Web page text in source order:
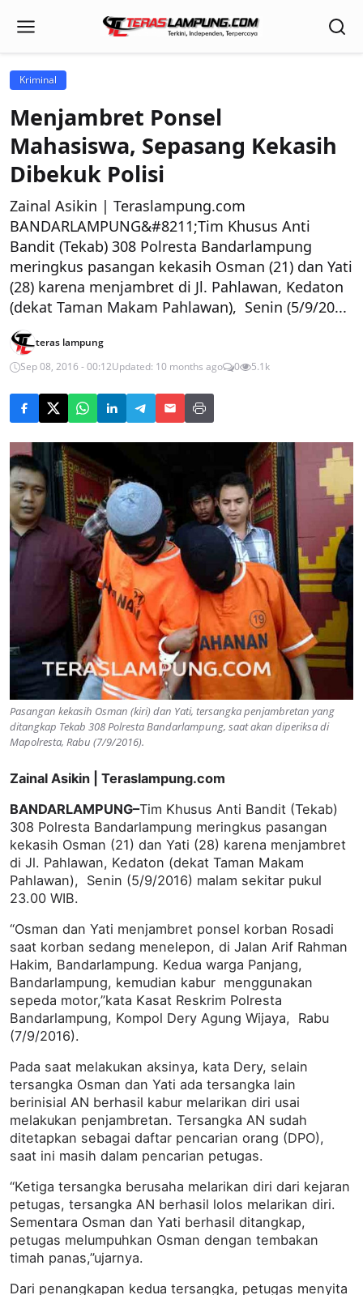
Kriminal
Menjambret Ponsel
Mahasiswa, Sepasang Kekasih
Dibekuk Polisi
Zainal Asikin | Teraslampung.com
BANDARLAMPUNG&#8211;Tim Khusus Anti
Bandit (Tekab) 308 Polresta Bandarlampung
meringkus pasangan kekasih Osman (21) dan Yati
(28) karena menjambret di Jl. Pahlawan, Kedaton
(dekat Taman Makam Pahlawan), Senin (5/9/20...
teras lampung
Sep 08, 2016 - 00:12Updated: 10 months ago 0 5.1k
Pasangan kekasih Osman (kiri) dan Yati, tersangka penjambretan yang
ditangkap Tekab 308 Polresta Bandarlampung, saat akan diperiksa di
Mapolresta, Rabu (7/9/2016).
Zainal Asikin | Teraslampung.com
BANDARLAMPUNG–Tim Khusus Anti Bandit (Tekab)
308 Polresta Bandarlampung meringkus pasangan
kekasih Osman (21) dan Yati (28) karena menjambret
di Jl. Pahlawan, Kedaton (dekat Taman Makam
Pahlawan), Senin (5/9/2016) malam sekitar pukul
23.00 WIB.
“Osman dan Yati menjambret ponsel korban Rosadi
saat korban sedang menelepon, di Jalan Arif Rahman
Hakim, Bandarlampung. Kedua warga Panjang,
Bandarlampung, kemudian kabur menggunakan
sepeda motor,”kata Kasat Reskrim Polresta
Bandarlampung, Kompol Dery Agung Wijaya, Rabu
(7/9/2016).
Pada saat melakukan aksinya, kata Dery, selain
tersangka Osman dan Yati ada tersangka lain
berinisial AN berhasil kabur melarikan diri usai
melakukan penjambretan. Tersangka AN sudah
ditetapkan sebagai daftar pencarian orang (DPO),
saat ini masih dalam pencarian petugas.
“Ketiga tersangka berusaha melarikan diri dari kejaran
petugas, tersangka AN berhasil lolos melarikan diri.
Sementara Osman dan Yati berhasil ditangkap,
petugas melumpuhkan Osman dengan tembakan
timah panas,”ujarnya.
Dari penangkapan kedua tersangka, petugas menyita